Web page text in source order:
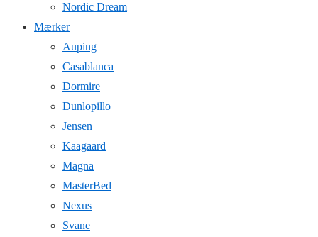
Nordic Dream
Mærker
Auping
Casablanca
Dormire
Dunlopillo
Jensen
Kaagaard
Magna
MasterBed
Nexus
Svane